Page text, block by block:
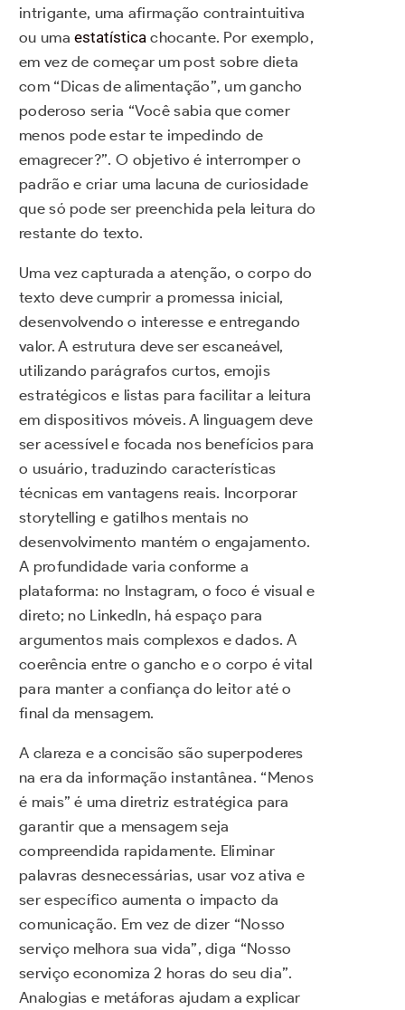
intrigante, uma afirmação contraintuitiva
ou umaestatística chocante. Por exemplo,
em vez de começar um post sobre dieta
com “Dicas de alimentação”, um gancho
poderoso seria “Você sabia que comer
menos pode estar te impedindo de
emagrecer?”. O objetivo é interromper o
padrão e criar uma lacuna de curiosidade
que só pode ser preenchida pela leitura do
restante do texto.
Uma vez capturada a atenção, o corpo do
texto deve cumprir a promessa inicial,
desenvolvendo o interesse e entregando
valor. A estrutura deve ser escaneável,
utilizando parágrafos curtos, emojis
estratégicos e listas para facilitar a leitura
em dispositivos móveis. A linguagem deve
ser acessível e focada nos benefícios para
o usuário, traduzindo características
técnicas em vantagens reais. Incorporar
storytelling e gatilhos mentais no
desenvolvimento mantém o engajamento.
A profundidade varia conforme a
plataforma: no Instagram, o foco é visual e
direto; no LinkedIn, há espaço para
argumentos mais complexos e dados. A
coerência entre o gancho e o corpo é vital
para manter a confiança do leitor até o
final da mensagem.
A clareza e a concisão são superpoderes
na era da informação instantânea. “Menos
é mais” é uma diretriz estratégica para
garantir que a mensagem seja
compreendida rapidamente. Eliminar
palavras desnecessárias, usar voz ativa e
ser específico aumenta o impacto da
comunicação. Em vez de dizer “Nosso
serviço melhora sua vida”, diga “Nosso
serviço economiza 2 horas do seu dia”.
Analogias e metáforas ajudam a explicar